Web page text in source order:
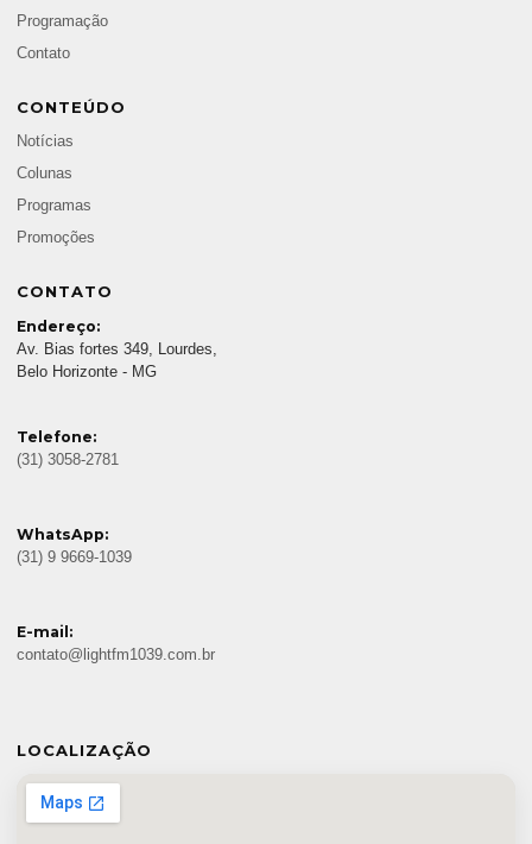
Programação
Contato
CONTEÚDO
Notícias
Colunas
Programas
Promoções
CONTATO
Endereço:
Av. Bias fortes 349, Lourdes,
Belo Horizonte - MG
Telefone:
(31) 3058-2781
WhatsApp:
(31) 9 9669-1039
E-mail:
contato@lightfm1039.com.br
LOCALIZAÇÃO